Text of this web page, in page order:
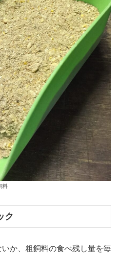
料
ク
か、粗飼料の食べ残し量を毎